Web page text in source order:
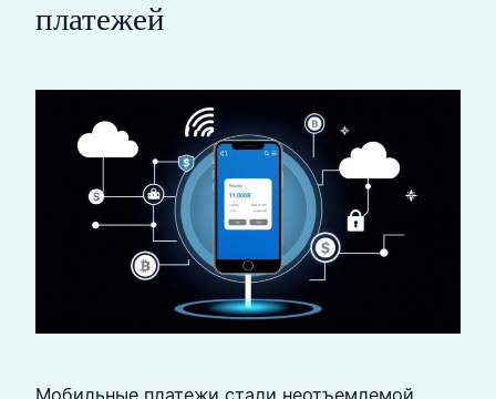
платежей
Мобильные платежи стали неотъемлемой